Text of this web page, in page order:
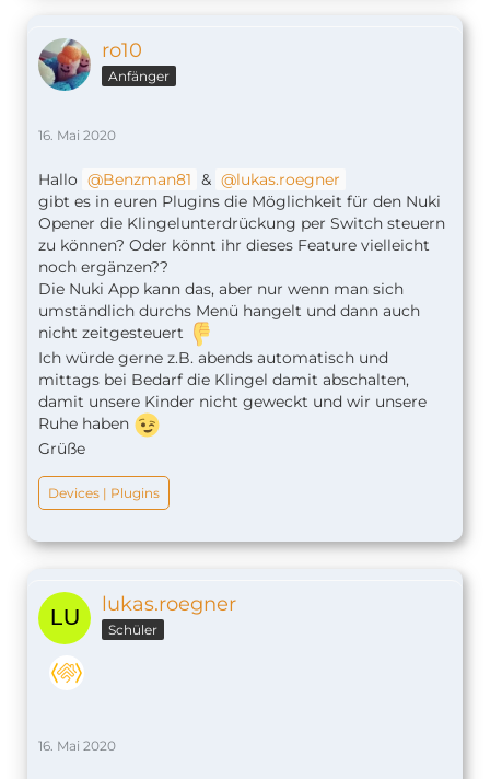
ro10
Anfänger
16. Mai 2020
Hallo Benzman81 &
lukas.roegner
gibt es in euren Plugins die Möglichkeit für den Nuki
Opener die Klingelunterdrückung per Switch steuern
zu können? Oder könnt ihr dieses Feature vielleicht
noch ergänzen??
Die Nuki App kann das, aber nur wenn man sich
umständlich durchs Menü hangelt und dann auch
nicht zeitgesteuert
Ich würde gerne z.B. abends automatisch und
mittags bei Bedarf die Klingel damit abschalten,
damit unsere Kinder nicht geweckt und wir unsere
Ruhe haben
Grüße
Devices | Plugins
lukas.roegner
Schüler
16. Mai 2020